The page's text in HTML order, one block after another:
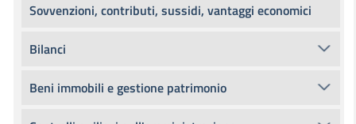
Sovvenzioni, contributi, sussidi, vantaggi economici
Bilanci
Beni immobili e gestione patrimonio